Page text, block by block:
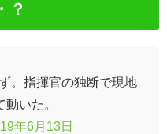
？
。指揮官の独断で現地
いた。
年6月13日